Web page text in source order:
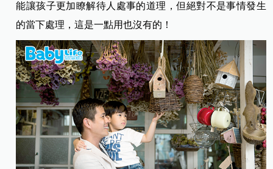
能讓孩子更加瞭解待人處事的道理，但絕對不是事情發生
的當下處理，這是一點用也沒有的！